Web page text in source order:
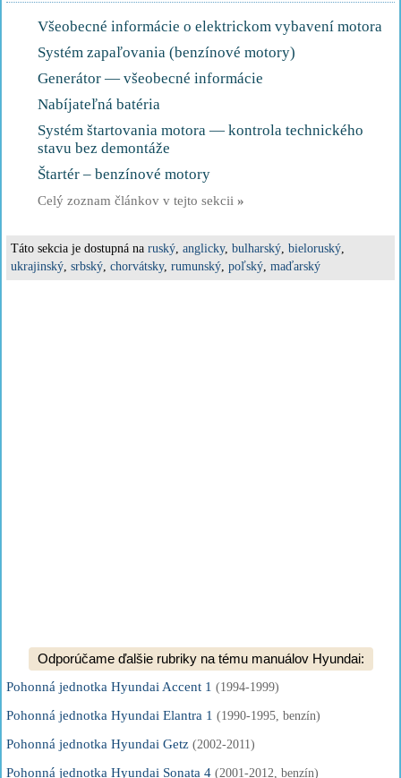
Všeobecné informácie o elektrickom vybavení motora
Systém zapaľovania (benzínové motory)
Generátor — všeobecné informácie
Nabíjateľná batéria
Systém štartovania motora — kontrola technického
stavu bez demontáže
Štartér – benzínové motory
Celý zoznam článkov v tejto sekcii »
Táto sekcia je dostupná na ruský, anglicky, bulharský, bieloruský,
ukrajinský, srbský, chorvátsky, rumunský, poľský, maďarský
Odporúčame ďalšie rubriky na tému manuálov Hyundai:
Pohonná jednotka Hyundai Accent 1 (1994-1999)
Pohonná jednotka Hyundai Elantra 1 (1990-1995, benzín)
Pohonná jednotka Hyundai Getz (2002-2011)
Pohonná jednotka Hyundai Sonata 4 (2001-2012, benzín)